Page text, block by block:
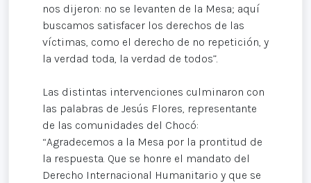
nos dijeron: no se levanten de la Mesa; aquí
buscamos satisfacer los derechos de las
víctimas, como el derecho de no repetición, y
la verdad toda, la verdad de todos”.
Las distintas intervenciones culminaron con
las palabras de Jesús Flores, representante
de las comunidades del Chocó:
“Agradecemos a la Mesa por la prontitud de
la respuesta. Que se honre el mandato del
Derecho Internacional Humanitario y que se